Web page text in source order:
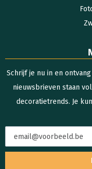
Schrijf je nu in en
nieuwsbrieven staan
decoratietrends. Je